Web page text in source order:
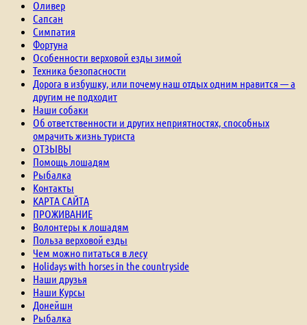
Оливер
Сапсан
Симпатия
Фортуна
Особенности верховой езды зимой
Техника безопасности
Дорога в избушку, или почему наш отдых одним нравится — а
другим не подходит
Наши собаки
Об ответственности и других неприятностях, способных
омрачить жизнь туриста
ОТЗЫВЫ
Помощь лошадям
Рыбалка
Контакты
КАРТА САЙТА
ПРОЖИВАНИЕ
Волонтеры к лошадям
Польза верховой езды
Чем можно питаться в лесу
Holidays with horses in the countryside
Наши друзья
Наши Курсы
Донейшн
Рыбалка